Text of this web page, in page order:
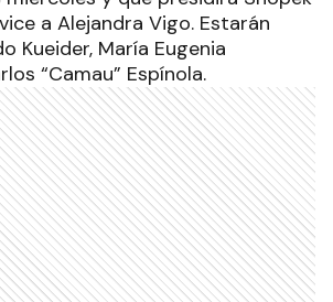
a Alejandra Vigo. Estarán
Kueider, María Eugenia
“Camau” Espínola.